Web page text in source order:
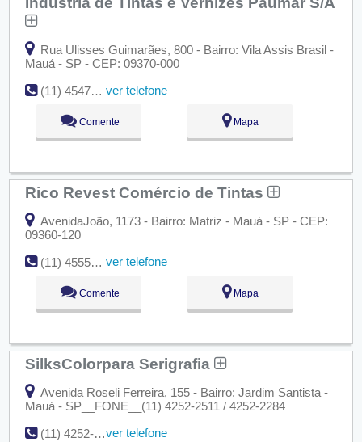
Rua Ulisses Guimarães, 800 - Bairro: Vila Assis Brasil -
Mauá - SP - CEP: 09370-000
(11) 4547-6101
ver telefone
Comente Mapa
Rico Revest Comércio de Tintas
AvenidaJoão, 1173 - Bairro: Matriz - Mauá - SP - CEP:
09360-120
(11) 4555-0037
ver telefone
Comente Mapa
SilksColorpara Serigrafia
Avenida Roseli Ferreira, 155 - Bairro: Jardim Santista -
Mauá - SP__FONE__(11) 4252-2511 / 4252-2284
(11) 4252-2511 / 4252-2284 www.silkscolor.com
ver telefone